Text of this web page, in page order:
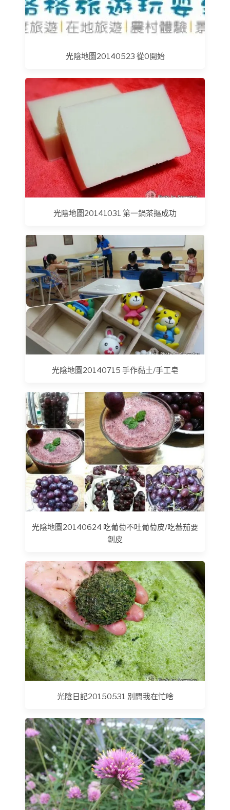
光陰地圖20140523 從0開始
光陰地圖20141031 第一鍋茶摳成功
光陰地圖20140715 手作黏土/手工皂
光陰地圖20140624 吃葡萄不吐葡萄皮/吃蕃茄要
剝皮
光陰日記20150531 別問我在忙啥